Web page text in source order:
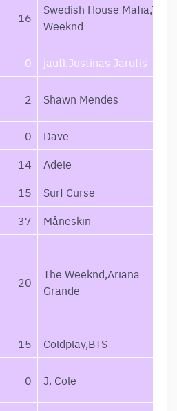
16
Swedish House Mafia,The
Weeknd
0 jautì,Justinas Jarutis
2 Shawn Mendes
0
Dave
14
Adele
15
Surf Curse
37 Måneskin
20
The Weeknd,Ariana
Grande
15 Coldplay,BTS
0 J. Cole